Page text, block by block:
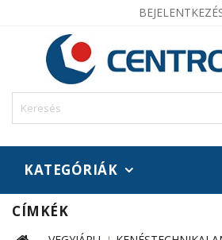
KATEGÓRIÁK
CÍMKÉK